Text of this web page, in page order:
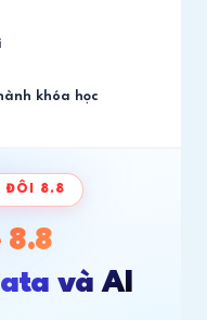
khóa học
ĐÔI 8.8
8.8
và AI